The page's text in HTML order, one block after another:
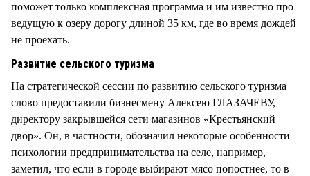
поможет только комплексная программа и им известно про
ведущую к озеру дорогу длиной 35 км, где во время дождей
не проехать.
Развитие сельского туризма
На стратегической сессии по развитию сельского туризма
слово предоставили бизнесмену Алексею ГЛАЗАЧЕВУ,
директору закрывшейся сети магазинов «Крестьянский
двор». Он, в частности, обозначил некоторые особенности
психологии предпринимательства на селе, например,
заметил, что если в городе выбирают мясо попостнее, то в